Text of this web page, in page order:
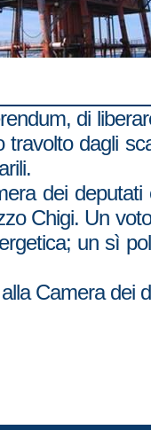
di
dagli
dei
Chigi. Un
un sì
Camera dei